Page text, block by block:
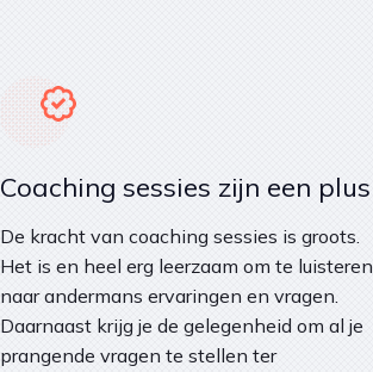
Coaching sessies zijn een plus
De kracht van coaching sessies is groots.
Het is en heel erg leerzaam om te luisteren
naar andermans ervaringen en vragen.
Daarnaast krijg je de gelegenheid om al je
prangende vragen te stellen ter